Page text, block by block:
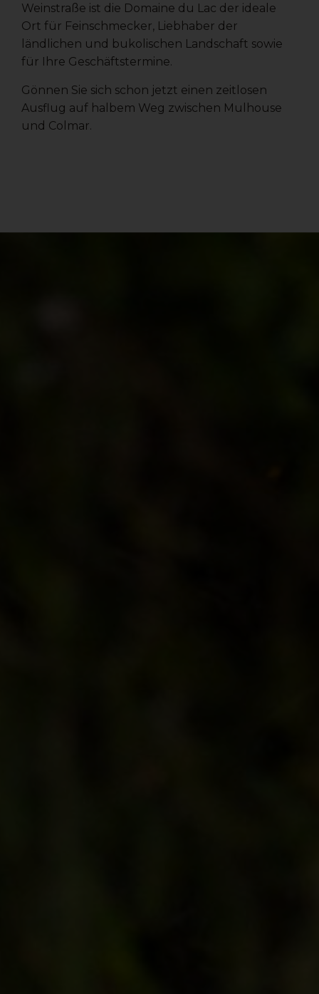
Weinstraße ist die Domaine du Lac der ideale
Ort für Feinschmecker, Liebhaber der
ländlichen und bukolischen Landschaft sowie
für Ihre Geschäftstermine.
Gönnen Sie sich schon jetzt einen zeitlosen
Ausflug auf halbem Weg zwischen Mulhouse
und Colmar.